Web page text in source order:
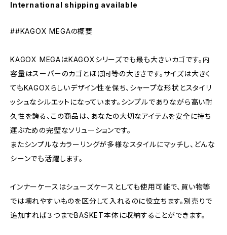
International shipping available
##KAGOX MEGAの概要
KAGOX MEGAはKAGOXシリーズでも最も大きいカゴです。内
容量はスーパーのカゴとほぼ同等の大きさです。サイズは大きく
てもKAGOXらしいデザイン性を保ち、シャープな形状とスタイリ
ッシュなシルエットになっています。シンプルでありながら高い耐
久性を誇る、この商品は、あなたの大切なアイテムを安全に持ち
運ぶための完璧なソリューションです。
またシンプルなカラーリングが多様なスタイルにマッチし、どんな
シーンでも活躍します。
インナーケースはシューズケースとしても使用可能で、買い物等
では壊れやすいものを区分して入れるのに役立ちます。別売りで
追加すれば３つまでBASKET本体に収納することができます。